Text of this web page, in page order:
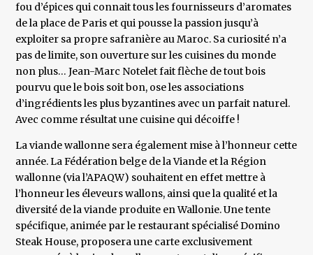
fou d’épices qui connait tous les fournisseurs d’aromates
de la place de Paris et qui pousse la passion jusqu’à
exploiter sa propre safranière au Maroc. Sa curiosité n’a
pas de limite, son ouverture sur les cuisines du monde
non plus… Jean-Marc Notelet fait flèche de tout bois
pourvu que le bois soit bon, ose les associations
d’ingrédients les plus byzantines avec un parfait naturel.
Avec comme résultat une cuisine qui décoiffe !
La viande wallonne sera également mise à l’honneur cette
année. La Fédération belge de la Viande et la Région
wallonne (via l’APAQW) souhaitent en effet mettre à
l’honneur les éleveurs wallons, ainsi que la qualité et la
diversité de la viande produite en Wallonie. Une tente
spécifique, animée par le restaurant spécialisé Domino
Steak House, proposera une carte exclusivement